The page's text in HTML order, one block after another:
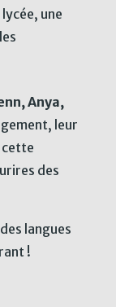
une
Anya,
leur
cette
des
langues
!